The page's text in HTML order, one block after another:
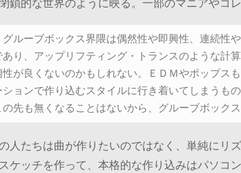
グルーブボックス界隈は偶然性や即興性、連続性
あり、アップリフティング・トランスのような計
性が良くないのかもしれない。ＥＤＭやポップス
ションで作り込むスタイルに行き着いてしまうも
先も無くなることはないから、グルーブボック
人たちは曲が作りたいのではなく、単純にリ
ケッチを作って、本格的な作り込みはパソコ